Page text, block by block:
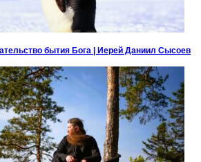
бытия Бога | Иерей Даниил Сысоев